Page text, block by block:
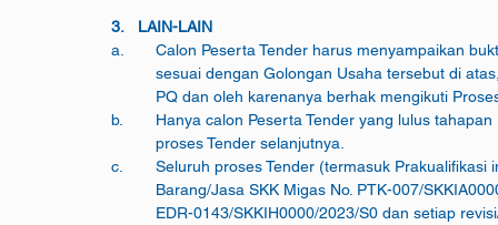
3.   LAIN-LAIN
a.	Calon Peserta Tender harus menyampaikan
sesuai dengan Golongan Usaha tersebut di
PQ dan oleh karenanya berhak mengikuti Proses
b.	Hanya calon Peserta Tender yang lulus
	proses Tender selanjutnya.
c.	Seluruh proses Tender (termasuk
EDR-0143/SKKIH0000/2023/S0 dan setiap